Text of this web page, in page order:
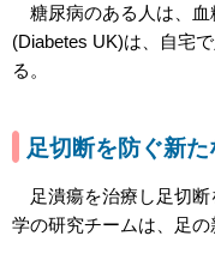
糖尿病のある人は、血
(Diabetes UK)は、自宅
る。
足切断を防ぐ新
足潰瘍を治療し足切断
学の研究チームは、足